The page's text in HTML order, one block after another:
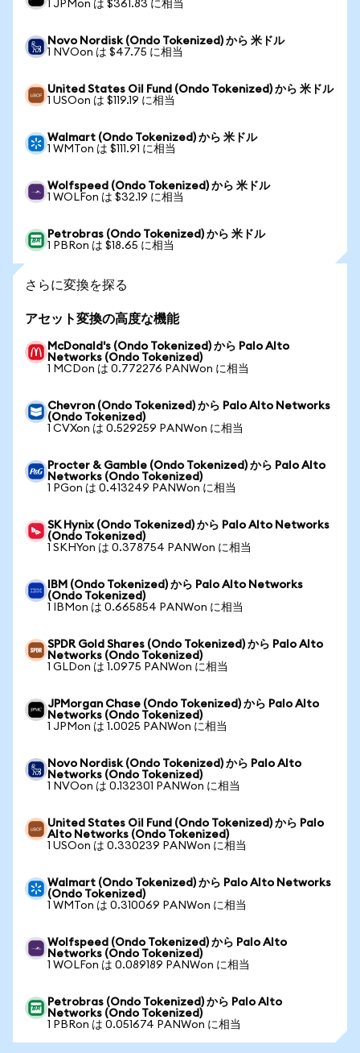
1 JPMon は $361.83 に相当
Novo Nordisk (Ondo Tokenized) から 米ドル
1 NVOon は $47.75 に相当
United States Oil Fund (Ondo Tokenized) から 米ドル
1 USOon は $119.19 に相当
Walmart (Ondo Tokenized) から 米ドル
1 WMTon は $111.91 に相当
Wolfspeed (Ondo Tokenized) から 米ドル
1 WOLFon は $32.19 に相当
Petrobras (Ondo Tokenized) から 米ドル
1 PBRon は $18.65 に相当
さらに変換を探る
アセット変換の高度な機能
McDonald's (Ondo Tokenized) から Palo Alto
Networks (Ondo Tokenized)
1 MCDon は 0.772276 PANWon に相当
Chevron (Ondo Tokenized) から Palo Alto Networks
(Ondo Tokenized)
1 CVXon は 0.529259 PANWon に相当
Procter & Gamble (Ondo Tokenized) から Palo Alto
Networks (Ondo Tokenized)
1 PGon は 0.413249 PANWon に相当
SK Hynix (Ondo Tokenized) から Palo Alto Networks
(Ondo Tokenized)
1 SKHYon は 0.378754 PANWon に相当
IBM (Ondo Tokenized) から Palo Alto Networks
(Ondo Tokenized)
1 IBMon は 0.665854 PANWon に相当
SPDR Gold Shares (Ondo Tokenized) から Palo Alto
Networks (Ondo Tokenized)
1 GLDon は 1.0975 PANWon に相当
JPMorgan Chase (Ondo Tokenized) から Palo Alto
Networks (Ondo Tokenized)
1 JPMon は 1.0025 PANWon に相当
Novo Nordisk (Ondo Tokenized) から Palo Alto
Networks (Ondo Tokenized)
1 NVOon は 0.132301 PANWon に相当
United States Oil Fund (Ondo Tokenized) から Palo
Alto Networks (Ondo Tokenized)
1 USOon は 0.330239 PANWon に相当
Walmart (Ondo Tokenized) から Palo Alto Networks
(Ondo Tokenized)
1 WMTon は 0.310069 PANWon に相当
Wolfspeed (Ondo Tokenized) から Palo Alto
Networks (Ondo Tokenized)
1 WOLFon は 0.089189 PANWon に相当
Petrobras (Ondo Tokenized) から Palo Alto
Networks (Ondo Tokenized)
1 PBRon は 0.051674 PANWon に相当